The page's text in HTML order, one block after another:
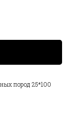
пород 25*100